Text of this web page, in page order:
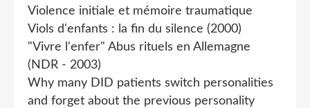
Violence initiale et mémoire traumatique
Viols d'enfants : la fin du silence (2000)
"Vivre l'enfer" Abus rituels en Allemagne
(NDR - 2003)
Why many DID patients switch personalities
and forget about the previous personality